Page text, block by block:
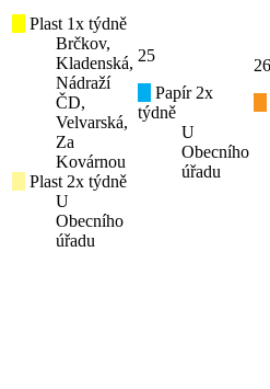
Plast 1x týdně
Brčkov,
Kladenská,
Nádraží
ČD,
Velvarská,
Za
Kovárnou
Plast 2x týdně
U
Obecního
úřadu
25
Papír 2x
týdně
U
Obecního
úřadu
26